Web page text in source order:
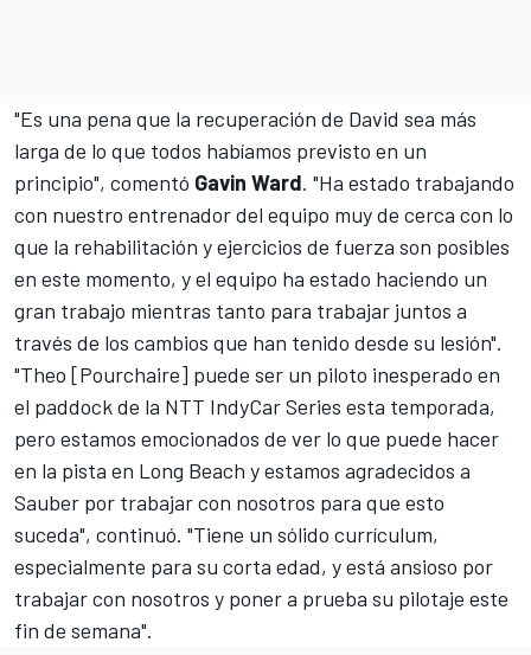
"Es una pena que la recuperación de David sea más
larga de lo que todos habíamos previsto en un
principio", comentó Gavin Ward. "Ha estado trabajando
con nuestro entrenador del equipo muy de cerca con lo
que la rehabilitación y ejercicios de fuerza son posibles
en este momento, y el equipo ha estado haciendo un
gran trabajo mientras tanto para trabajar juntos a
través de los cambios que han tenido desde su lesión".
"Theo [Pourchaire] puede ser un piloto inesperado en
el paddock de la NTT IndyCar Series esta temporada,
pero estamos emocionados de ver lo que puede hacer
en la pista en Long Beach y estamos agradecidos a
Sauber por trabajar con nosotros para que esto
suceda", continuó. "Tiene un sólido currículum,
especialmente para su corta edad, y está ansioso por
trabajar con nosotros y poner a prueba su pilotaje este
fin de semana".